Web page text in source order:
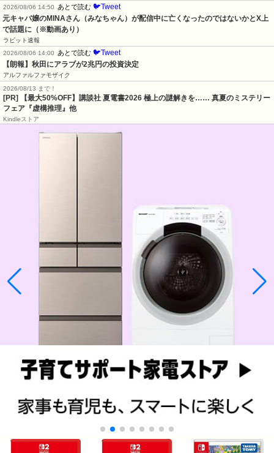
2026/08/06 14:50
あとで読む 🐦Tweet
元キャバ嬢のMINAさん（みなちゃん）が配信中に亡くなったのではないかとX上
で話題に（※動画あり）
ラビット速報
2026/08/06 14:00
あとで読む 🐦Tweet
【朗報】秋田にアラブが2兆円の投資決定
アルファルファモザイク
2026/08/13 まで！
[PR] 【最大50%OFF】講談社 夏電書2026 極上の謎解きを…… 真夏のミステリー
フェア『虚構推理』他
Kindleストア